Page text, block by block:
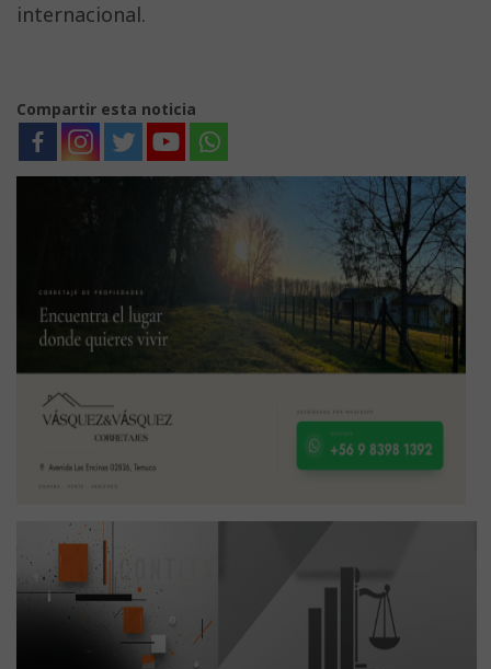
internacional.
Compartir esta noticia